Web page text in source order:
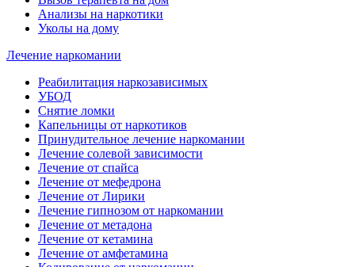
Анализы на наркотики
Уколы на дому
Лечение наркомании
Реабилитация наркозависимых
УБОД
Снятие ломки
Капельницы от наркотиков
Принудительное лечение наркомании
Лечение солевой зависимости
Лечение от спайса
Лечение от мефедрона
Лечение от Лирики
Лечение гипнозом от наркомании
Лечение от метадона
Лечение от кетамина
Лечение от амфетамина